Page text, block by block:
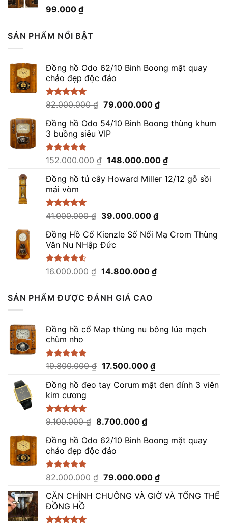
Được xếp
4.96
99.000 ₫
SẢN PHẨM NỔI BẬT
Đồng hồ Odo 62/10 Binh Boong mặt quay
chảo đẹp độc đáo
Được xếp
5 sao
82.000.000₫ Giá
là:
82.000.000 ₫.
79.000.000 ₫Giá
tại
Đồng hồ Odo 54/10 Binh Boong thùng khum
3 buồng siêu VIP
Được xếp
5 sao
152.000.000₫ Giá
là:
148.000.000 ₫Giá
tại
Đồng hồ tủ cây Howard Miller 12/12 gỗ sồi
mái vòm
Được xếp
5 sao
41.000.000₫ Giá
là:
41.000.000 ₫.
39.000.000 ₫Giá
tại
Đồng Hồ Cổ Kienzle Số Nổi Mạ Crom Thùng
Vân Nu NHập Đức
Được xếp
16.000.000₫ Giá
16.000.000 ₫.
14.800.000 ₫Giá
SẢN PHẨM ĐƯỢC ĐÁNH GIÁ CAO
Đồng hồ cổ Map thùng nu bông lúa mạch
chùm nho
Được xếp
5 sao
19.800.000₫ Giá
là:
17.500.000 ₫Giá
tại
Đồng hồ đeo tay Corum mặt đen đính 3 viên
kim cương
Được xếp
5 sao
9.100.000₫ Giá
là:
9.100.000 ₫.
8.700.000 ₫Giá
tại
Đồng hồ Odo 62/10 Binh Boong mặt quay
chảo đẹp độc đáo
Được xếp
5 sao
82.000.000₫ Giá
là:
79.000.000 ₫Giá
tại
CĂN CHỈNH CHUÔNG VÀ GIỜ VÀ TỔNG THỂ
ĐỒNG HỒ